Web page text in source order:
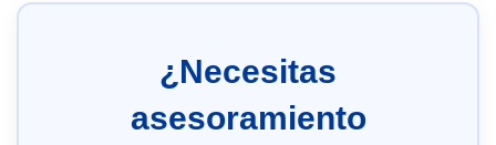
¿Necesitas
asesoramiento